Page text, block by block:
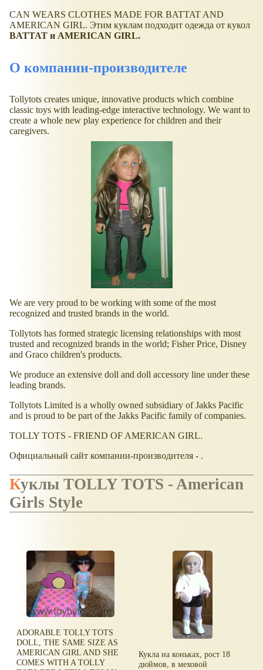
CAN WEARS CLOTHES MADE FOR BATTAT AND
AMERICAN GIRL. Этим куклам подходит одежда от кукол
BATTAT и AMERICAN GIRL.
О компании-производителе
Tollytots creates unique, innovative products which combine
classic toys with leading-edge interactive technology. We want to
create a whole new play experience for children and their
caregivers.
We are very proud to be working with some of the most
recognized and trusted brands in the world.
Tollytots has formed strategic licensing relationships with most
trusted and recognized brands in the world; Fisher Price, Disney
and Graco children's products.
We produce an extensive doll and doll accessory line under these
leading brands.
Tollytots Limited is a wholly owned subsidiary of Jakks Pacific
and is proud to be part of the Jakks Pacific family of companies.
TOLLY TOTS - FRIEND OF AMERICAN GIRL.
Официальный сайт компании-производителя - .
Куклы TOLLY TOTS - American
Girls Style
ADORABLE TOLLY TOTS
DOLL, THE SAME SIZE AS
AMERICAN GIRL AND SHE
COMES WITH A TOLLY
Кукла на коньках, рост 18
дюймов, в меховой